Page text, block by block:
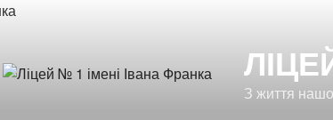
З життя